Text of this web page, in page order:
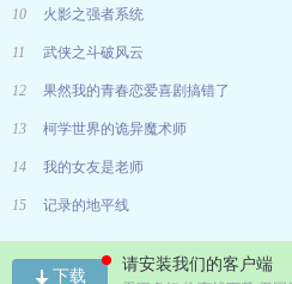
10 火影之强者系统
11 武侠之斗破风云
12 果然我的青春恋爱喜剧搞错了
13 柯学世界的诡异魔术师
14 我的女友是老师
15 记录的地平线
下载
请安装我们的客户端